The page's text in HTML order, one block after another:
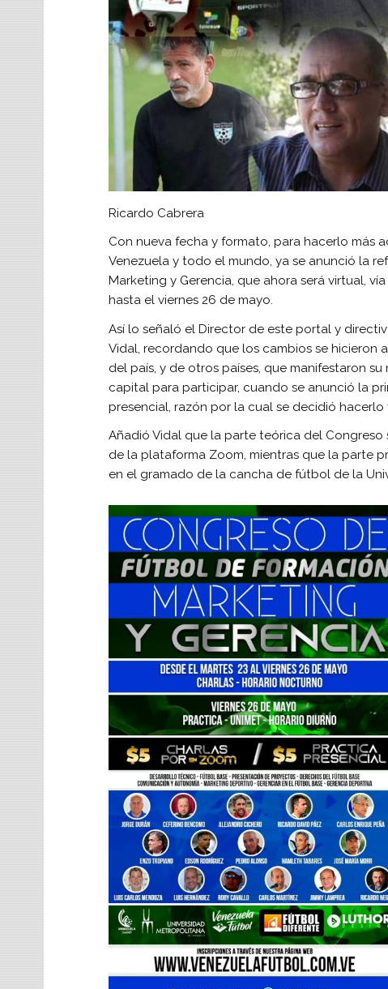
Ricardo Cabrera
Con nueva fecha y formato, para hacerlo más
Venezuela y todo el mundo, ya se anunció la
Marketing y Gerencia, que ahora será virtual,
hasta el viernes 26 de mayo.
Así lo señaló el Director de este portal y
Vidal, recordando que los cambios se hicieron
del país, y de otros países, que manifestaron
capital para participar, cuando se anunció la
presencial, razón por la cual se decidió hacerlo
Añadió Vidal que la parte teórica del Congreso
de la plataforma Zoom, mientras que la parte
en el gramado de la cancha de fútbol de la